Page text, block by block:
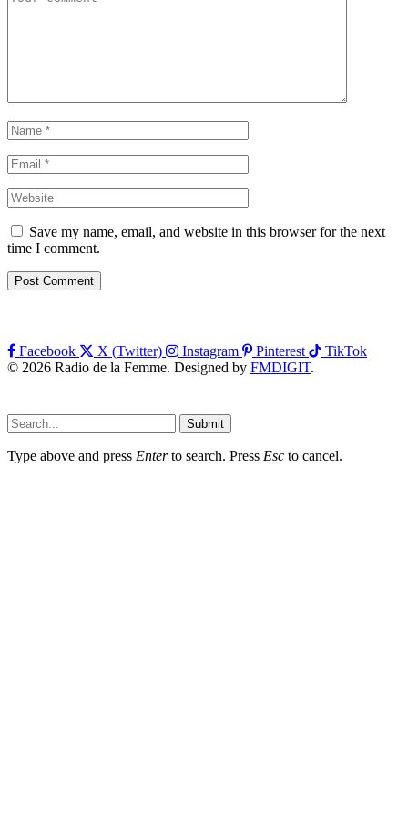
Save my name, email, and website in this browser for the next
time I comment.
Facebook X (Twitter) Instagram Pinterest
TikTok
© 2026 Radio de la Femme. Designed by FMDIGIT.
Submit
Type above and press Enterto search. Press Esc to cancel.